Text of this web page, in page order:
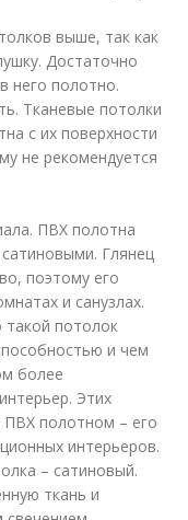
выше, так как
Достаточно
него полотно.
Тканевые потолки
с их поверхности
не рекомендуется
ПВХ полотна
Глянец
поэтому его
и санузлах.
потолок
и чем
более
Этих
полотном – его
интерьеров.
– сатиновый.
ткань и